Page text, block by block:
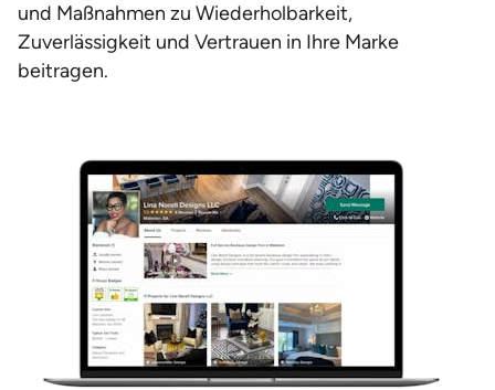
und Maßnahmen zu Wiederholbarkeit,
Zuverlässigkeit und Vertrauen in Ihre Marke
beitragen.